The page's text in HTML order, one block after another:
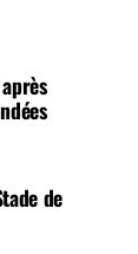
de